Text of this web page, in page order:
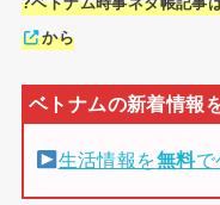
から
生活情報を無料で